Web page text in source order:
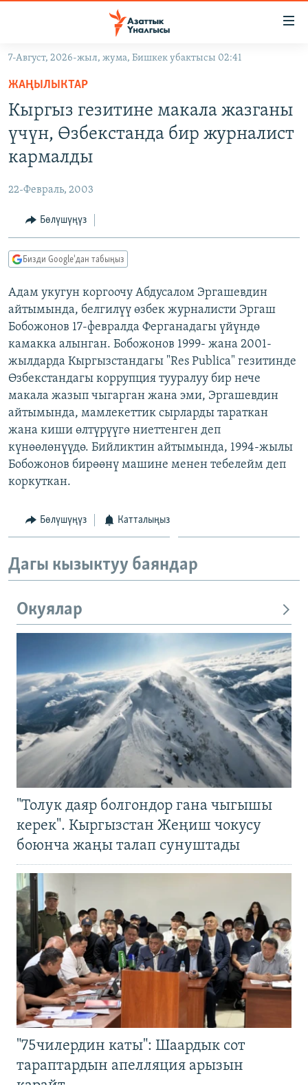
Навигацияга
өтүңүз
Издөөгө
салыңызКЫРГЫЗСТАН
МАДАНИЯТ
ДҮЙНӨ
УКРАИНА
ТВ ПРОГРАММАЛАР
БҮГҮН АЗАТТЫКТА
ДАНИСТЕ
ЭЖЕ-СИҢДИЛЕР
АЗАТТЫК+
ЫҢГАЙСЫЗ СУРООЛОР
ПОДКАСТ
ОНЛАЙН ШЕРИНЕ
ЭЕ/АРнун бардык сайттары
7-Август, 2026-жыл, жума, Бишкек убактысы 02:41
ЖАҢЫЛЫКТАР
Кыргыз гезитине макала жазганы
үчүн, Өзбекстанда бир журналист
кармалды
22-Февраль, 2003
Бөлүшүңүз
Бизди Google'дан табыңыз
Адам укугун коргоочу Абдусалом Эргашевдин
айтымында, белгилүү өзбек журналисти Эргаш
Бобожонов 17-февралда Ферганадагы үйүндө
камакка алынган. Бобожонов 1999- жана 2001-
жылдарда Кыргызстандагы "Res Publica" гезитинде
Өзбекстандагы коррупция тууралуу бир нече
макала жазып чыгарган жана эми, Эргашевдин
айтымында, мамлекеттик сырларды тараткан
жана киши өлтүрүүгө ниеттенген деп
күнөөлөнүүдө. Бийликтин айтымында, 1994-жылы
Бобожонов бирөөнү машине менен тебелейм деп
коркуткан.
Бөлүшүңүз Катталыңыз
Дагы кызыктуу баяндар
Окуялар
"Толук даяр болгондор гана чыгышы
керек". Кыргызстан Жеңиш чокусу
боюнча жаңы талап сунуштады
"75чилердин каты": Шаардык сот
тараптардын апелляция арызын